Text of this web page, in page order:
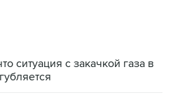
ситуация с закачкой газа в